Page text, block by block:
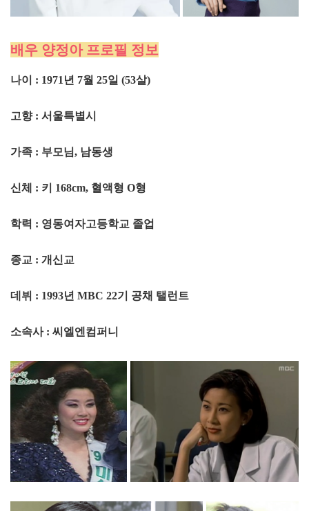
배우 양정아 프로필 정보
나이 : 1971년 7월 25일 (53살)
고향 : 서울특별시
가족 : 부모님, 남동생
신체 : 키 168cm, 혈액형 O형
학력 : 영동여자고등학교 졸업
종교 : 개신교
데뷔 : 1993년 MBC 22기 공채 탤런트
소속사 : 씨엘엔컴퍼니